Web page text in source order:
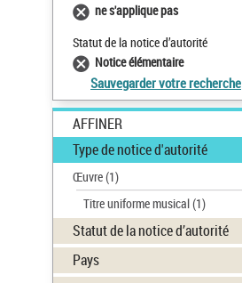
ne s'applique pas
Statut de la notice d’autorité
Notice élémentaire
Sauvegarder votre recherche
AFFINER
Type de notice d'autorité
Œuvre(1)
Titre uniforme musical(1)
Statut de la notice d’autorité
Pays